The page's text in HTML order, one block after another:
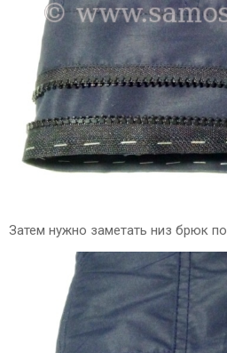
Затем нужно заметать низ брюк